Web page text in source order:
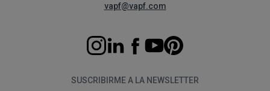
vapf@vapf.com
SUSCRIBIRME A LA NEWSLETTER